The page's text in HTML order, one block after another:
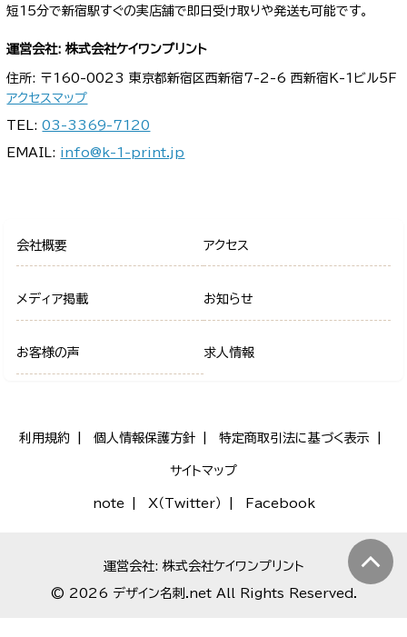
短15分で新宿駅すぐの実店舗で即日受け取りや発送も可能です。
運営会社: 株式会社ケイワンプリント
住所: 〒160-0023 東京都新宿区西新宿7-2-6 西新宿K-1ビル5F
アクセスマップ
TEL:03-3369-7120
EMAIL: info@k-1-print.jp
会社概要 アクセス
メディア掲載 お知らせ
お客様の声 求人情報
利用規約 個人情報保護方針 特定商取引法に基づく表示
サイトマップ
note X（Twitter） Facebook
運営会社: 株式会社ケイワンプリント
© 2026 デザイン名刺.net All Rights Reserved.